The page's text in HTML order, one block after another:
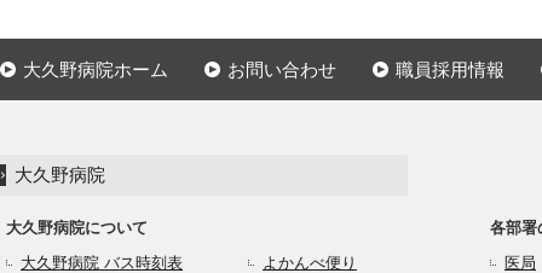
大久野病院ホーム お問い合わせ 職員採用情報
大久野病院
大久野病院について
大久野病院 バス時刻表
よかんべ便り
各部署
医局